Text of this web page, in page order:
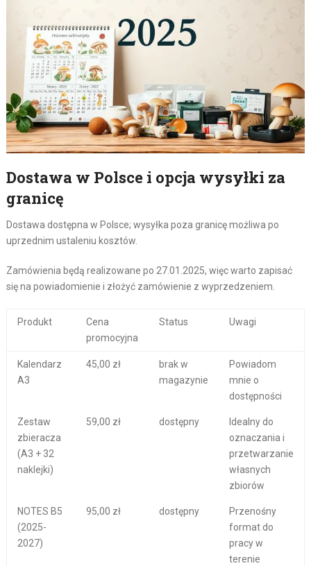
Dostawa w Polsce i opcja wysyłki za
granicę
Dostawa dostępna w Polsce; wysyłka poza granicę możliwa po
uprzednim ustaleniu kosztów.
Zamówienia będą realizowane po 27.01.2025, więc warto zapisać
się na powiadomienie i złożyć zamówienie z wyprzedzeniem.
Produkt
Cena
promocyjna
Status Uwagi
Kalendarz
A3
45,00 zł
brak w
magazynie
Powiadom
mnie o
dostępności
Zestaw
zbieracza
(A3 + 32
naklejki)
59,00 zł dostępny
Idealny do
oznaczania i
przetwarzanie
własnych
zbiorów
NOTES B5
(2025-
2027)
95,00 zł dostępny
Przenośny
format do
pracy w
terenie